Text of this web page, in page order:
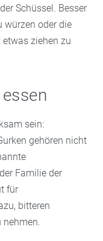
Schüssel. Besser
würzen oder die
ziehen zu
sein:
gehören nicht
Familie der
für
bitteren
nehmen.